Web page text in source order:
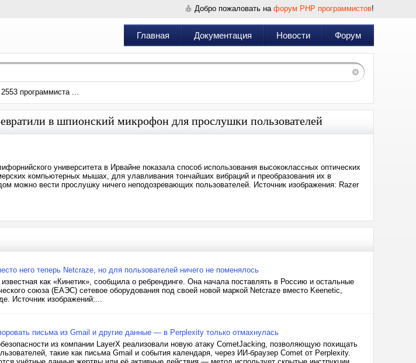
Добро пожаловать на форум PHP программистов!
Главная Документация Новости Форум
программиста ...
в шпионский микрофон для прослушки пользователей
университета в Ирвайне показала способ использования высококлассных оптических
компьютерных мышах, для улавливания тончайших вибраций и преобразования их в
можно вести прослушку ничего неподозревающих пользователей. Источник изображения: Razer
него теперь Netcraze, но для пользователей ничего не поменялось
как «Кинетик», сообщила о ребрендинге. Она начала поставлять в Россию и остальные
союза (ЕАЭС) сетевое оборудования под своей новой маркой Netcraze вместо Keenetic,
Источник изображений:...
письма из Gmail и другие данные — в Perplexity только отмахнулась
из компании LayerX реализовали новую атаку CometJacking, позволяющую похищать
такие как письма Gmail и события календаря, через ИИ-браузер Comet от Perplexity.